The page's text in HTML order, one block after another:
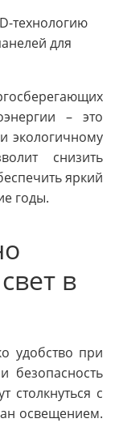
технологию
для
– это
экологичному
снизить
яркий
годы.
в
удобство при
безопасность
столкнуться с
освещением.